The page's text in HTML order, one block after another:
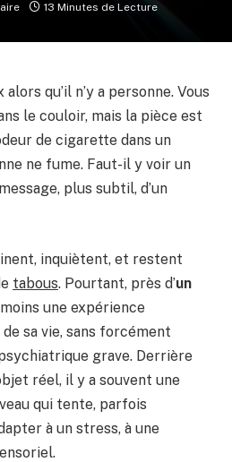
13 Minutes de Lecture
qu’il n’y a personne. Vous
le couloir, mais la pièce est
de cigarette dans un
ne fume. Faut-il y voir un
plus subtil, d’un
inquiètent, et restent
tabous. Pourtant, près d’un
une expérience
sa vie, sans forcément
grave. Derrière
réel, il y a souvent une
qui tente, parfois
à un stress, à une